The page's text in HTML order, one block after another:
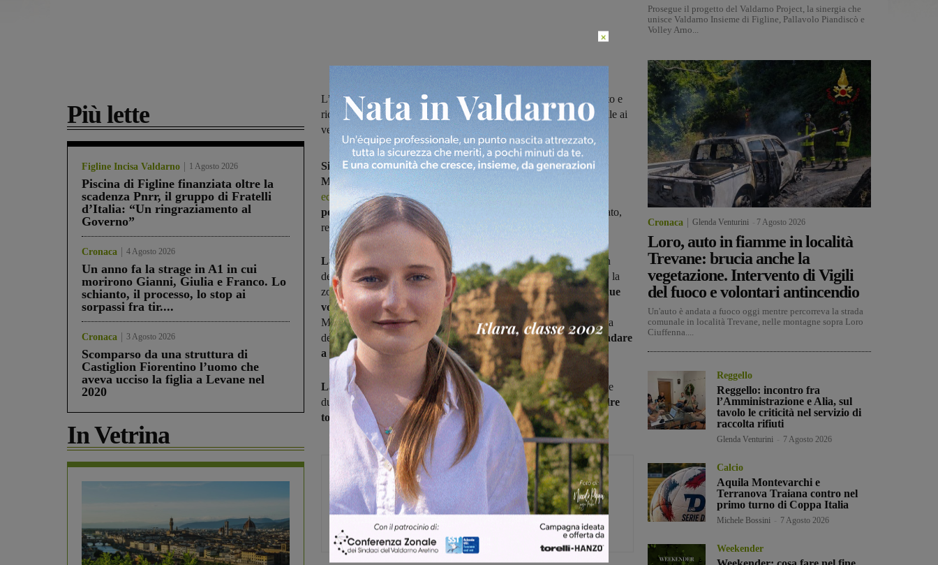
Più lette
Figline Incisa Valdarno 1 Agosto 2026
Piscina di Figline finanziata oltre la
scadenza Pnrr, il gruppo di Fratelli
d’Italia: “Un ringraziamento al
Governo”
Cronaca 4 Agosto 2026
Un anno fa la strage in A1 in cui
morirono Gianni, Giulia e Franco. Lo
schianto, il processo, lo stop ai
sorpassi fra tir....
Cronaca 3 Agosto 2026
Scomparso da una struttura di
Castiglion Fiorentino l’uomo che
aveva ucciso la figlia a Levane nel
2020
In Vetrina
L’edizione 2017 della competizione propone un percorso allungato e
ridisegnato, specie nella sua parte iniziale, restando però congeniale ai
velocisti
Si rinnova l'appuntamento con la "Coppa sportivi del
Montanino",che in occasione di questa sua
cinquantaseiesima
edizionesi correrà di domenica e non di martedi e propone
percorso allungato di quindici chilometri
e totalmente ridisegnato,
restando però congeniale ai velocisti.
La partenza alle 14 dal Montanino, quindi rotta per Incisa, Pian
dell'Isola, Rignano, San Clemente e Leccio per poi dirigersi verso la
zona dei Ciliegi, Figline e Incisaquindi il circuito, da ripetere due
volte,che prevede la salita della Castellina, Reggello, Vaggio,
Matassino quindi di nuovo Reggello dopo avere affrontato la salita
della Costa, per poi planare verso Cancelli e Leccio,prima di andare
a tagliare il traguardodopo centocinquantanove chilometri.
La gara, riservata alle categorie elite e under 23 , vede iscritti oltre
duecentotrenta concorrenti,in rappresentanza di tutte le squadre
toscane,
oltre ai principali sodalizi di altre regioni italiane.
Michele Bossini
Prosegue il progetto del Valdarno Project, la sinergia che
unisce Valdarno Insieme di Figline, Pallavolo Piandiscò e
Volley Arno...
Cronaca Glenda Venturini 7 Agosto 2026
Loro, auto in fiamme in località
Trevane: brucia anche la
vegetazione. Intervento di Vigili
del fuoco e volontari antincendio
Un'auto è andata a fuoco oggi mentre percorreva la strada
comunale in località Trevane, nelle montagne sopra Loro
Ciuffenna....
Reggello
Reggello: incontro fra
l’Amministrazione e Alia, sul
tavolo le criticità nel servizio di
raccolta rifiuti
Glenda Venturini 7 Agosto 2026
Calcio
Aquila Montevarchi e
Terranova Traiana contro nel
primo turno di Coppa Italia
Michele Bossini 7 Agosto 2026
Weekender
×